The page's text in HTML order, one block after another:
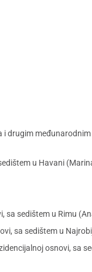
i drugim
u Havani
sa sedištem u Rimu
sa sedištem u
osnovi, sa